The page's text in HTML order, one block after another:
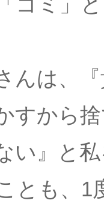
んは、
すから
い』と
とも、1